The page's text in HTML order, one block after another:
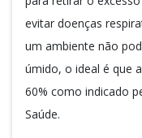
evitar doenças
um ambiente não
úmido, o ideal é que
60% como indicado
Saúde.